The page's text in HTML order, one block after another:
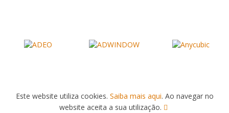
Este website utiliza cookies. Saiba mais aqui. Ao navegar no
website aceita a sua utilização.